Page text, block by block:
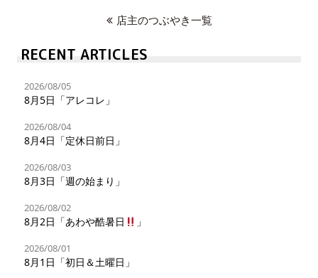
店主のつぶやき一覧
RECENT ARTICLES
2026/08/05
8月5日「アレコレ」
2026/08/04
8月4日「定休日前日」
2026/08/03
8月3日「週の始まり」
2026/08/02
8月2日「あわや酷暑日 」
2026/08/01
8月1日「初日＆土曜日」